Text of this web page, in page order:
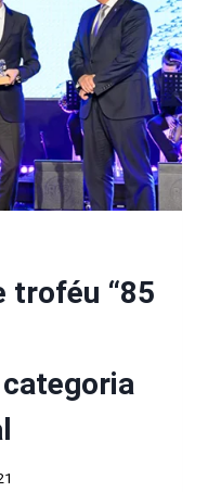
troféu “85
categoria